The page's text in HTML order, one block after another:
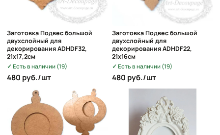
Заготовка Подвес большой
двухслойный для
декорирования ADHDF32,
21х17,2см
Есть в наличии (19)
480 руб./шт
Заготовка Подвес большой
двухслойный для
декорирования ADHDF22,
21х16см
Есть в наличии (19)
480 руб./шт